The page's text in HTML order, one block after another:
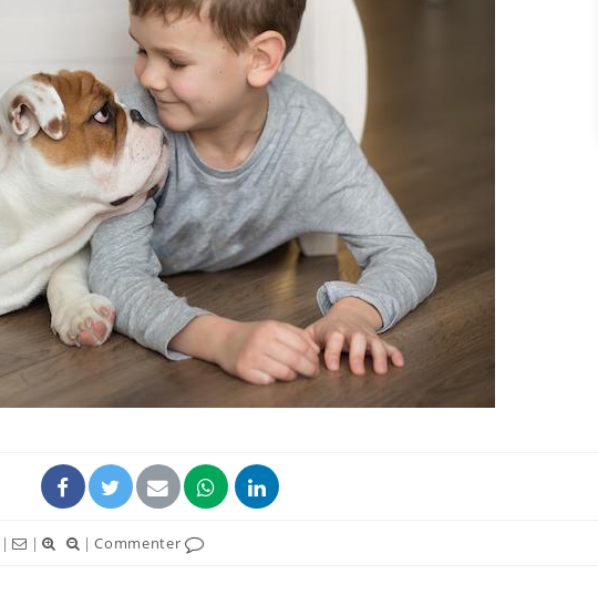
| | |Commenter